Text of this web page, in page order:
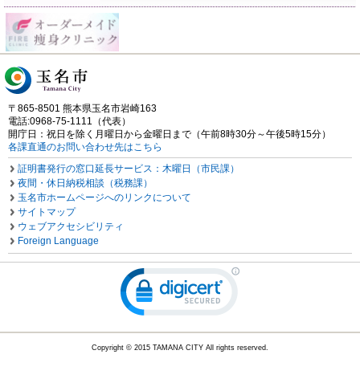
〒865-8501 熊本県玉名市岩崎163
電話:0968-75-1111（代表）
開庁日：祝日を除く月曜日から金曜日まで（午前8時30分～午後5時15分）
各課直通のお問い合わせ先はこちら
証明書発行の窓口延長サービス：木曜日（市民課）
夜間・休日納税相談（税務課）
玉名市ホームページへのリンクについて
サイトマップ
ウェブアクセシビリティ
Foreign Language
Copyright © 2015 TAMANA CITY All rights reserved.